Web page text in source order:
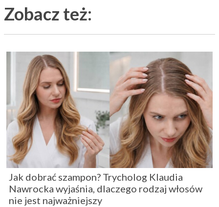
Zobacz też:
Jak dobrać szampon? Trycholog Klaudia
Nawrocka wyjaśnia, dlaczego rodzaj włosów
nie jest najważniejszy